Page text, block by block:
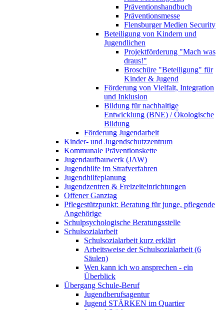
Präventionshandbuch
Präventionsmesse
Flensburger Medien Security
Beteiligung von Kindern und
Jugendlichen
Projektförderung "Mach was
draus!"
Broschüre "Beteiligung" für
Kinder & Jugend
Förderung von Vielfalt, Integration
und Inklusion
Bildung für nachhaltige
Entwicklung (BNE) / Ökologische
Bildung
Förderung Jugendarbeit
Kinder- und Jugendschutzzentrum
Kommunale Präventionskette
Jugendaufbauwerk (JAW)
Jugendhilfe im Strafverfahren
Jugendhilfeplanung
Jugendzentren & Freizeiteinrichtungen
Offener Ganztag
Pflegestützpunkt: Beratung für junge, pflegende
Angehörige
Schulpsychologische Beratungsstelle
Schulsozialarbeit
Schulsozialarbeit kurz erklärt
Arbeitsweise der Schulsozialarbeit (6
Säulen)
Wen kann ich wo ansprechen - ein
Überblick
Übergang Schule-Beruf
Jugendberufsagentur
Jugend STÄRKEN im Quartier